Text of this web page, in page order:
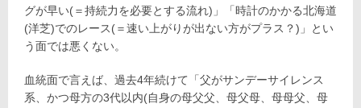
グが早い(＝持続力を必要とする流れ)」「時計のかかる北海道
(洋芝)でのレース(＝速い上がりが出ない方がプラス？)」とい
う面では悪くない。
血統面で言えば、過去4年続けて「父がサンデーサイレンス
系、かつ母方の3代以内(自身の母父父、母父母、母母父、母